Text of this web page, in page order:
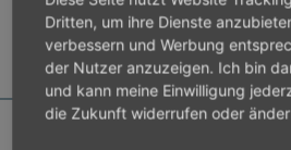
Dritten, um ihre Dienste
verbessern und Werbung
der Nutzer anzuzeigen. Ich bin
und kann meine Einwilligung
die Zukunft widerrufen oder